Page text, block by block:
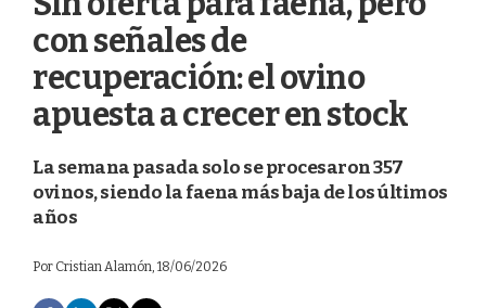
con señales de
recuperación: el ovino
apuesta a crecer en stock
La semana pasada solo se procesaron 357
ovinos, siendo la faena más baja de los últimos
años
Por Cristian Alamón, 18/06/2026